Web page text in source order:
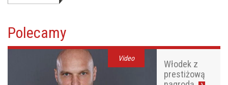
Polecamy
Video
Włodek z
prestiżową